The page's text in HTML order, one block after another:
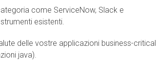
come ServiceNow, Slack e
esistenti.
delle vostre applicazioni business-critical
java).